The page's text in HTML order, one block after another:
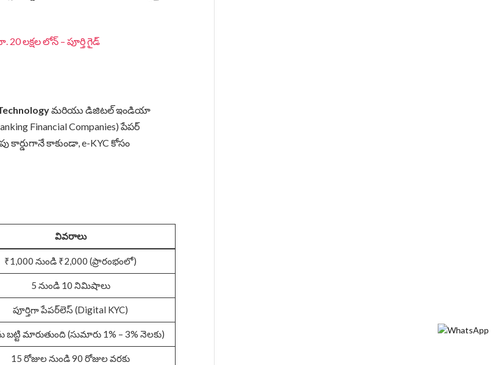
20 లక్షల లోన్ – పూర్తి గైడ్
మరియు డిజిటల్ ఇండియా
Financial Companies) పేపర్
కార్డుగానే కాకుండా, e-KYC కోసం
వివరాలు
₹1,000 నుండి ₹2,000 (ప్రారంభంలో)
5 నుండి 10 నిమిషాలు
పూర్తిగా పేపర్‌లెస్ (Digital KYC)
బట్టి మారుతుంది (సుమారు 1% – 3% నెలకు)
15 రోజుల నుండి 90 రోజుల వరకు